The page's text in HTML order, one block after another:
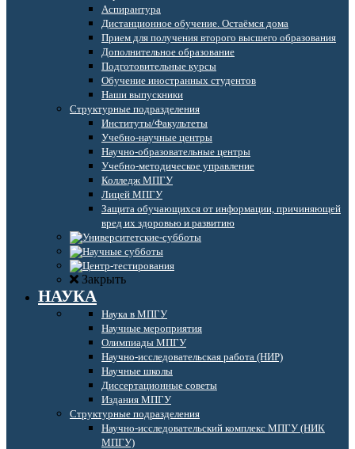
Аспирантура
Дистанционное обучение. Остаёмся дома
Прием для получения второго высшего образования
Дополнительное образование
Подготовительные курсы
Обучение иностранных студентов
Наши выпускники
Структурные подразделения
Институты/Факультеты
Учебно-научные центры
Научно-образовательные центры
Учебно-методическое управление
Колледж МПГУ
Лицей МПГУ
Защита обучающихся от информации, причиняющей
вред их здоровью и развитию
Закрыть
НАУКА
Наука в МПГУ
Научные мероприятия
Олимпиады МПГУ
Научно-исследовательская работа (НИР)
Научные школы
Диссертационные советы
Издания МПГУ
Структурные подразделения
Научно-исследовательский комплекс МПГУ (НИК
МПГУ)